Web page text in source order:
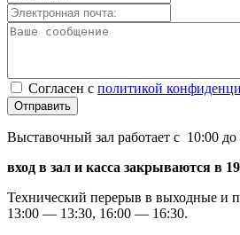
Согласен с политикой
Отправить
Выставочный зал работает с 10:00 до
вход в зал и касса закрываются в
Технический перерыв в выходные и
13:00 — 13:30, 16:00 — 16:30.